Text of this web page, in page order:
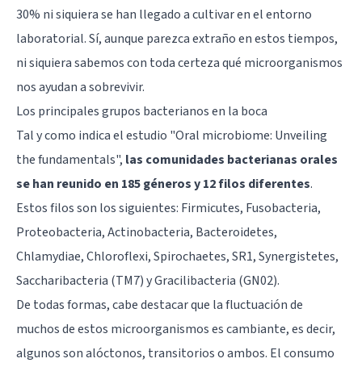
30% ni siquiera se han llegado a cultivar en el entorno
laboratorial. Sí, aunque parezca extraño en estos tiempos,
ni siquiera sabemos con toda certeza qué microorganismos
nos ayudan a sobrevivir.
Los principales grupos bacterianos en la boca
Tal y como indica el estudio "Oral microbiome: Unveiling
the fundamentals", las comunidades bacterianas orales
se han reunido en 185 géneros y 12 filos diferentes.
Estos filos son los siguientes: Firmicutes, Fusobacteria,
Proteobacteria, Actinobacteria, Bacteroidetes,
Chlamydiae, Chloroflexi, Spirochaetes, SR1, Synergistetes,
Saccharibacteria (TM7) y Gracilibacteria (GN02).
De todas formas, cabe destacar que la fluctuación de
muchos de estos microorganismos es cambiante, es decir,
algunos son alóctonos, transitorios o ambos. El consumo